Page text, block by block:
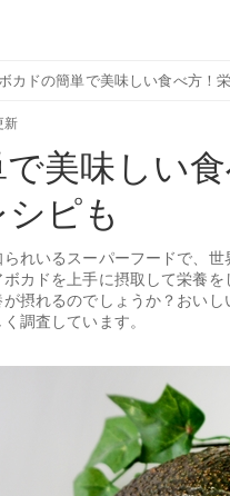
カドの簡単で美味しい食べ方！
新
美味しい
ピも
れいるスーパーフードで、
カドを上手に摂取して栄養
摂れるのでしょうか？おい
調査しています。